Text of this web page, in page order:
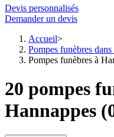
Devis personnalisés
Demander un devis
Accueil
Pompes funèbres
Pompes funèbres à
20 pompes
Hannappes